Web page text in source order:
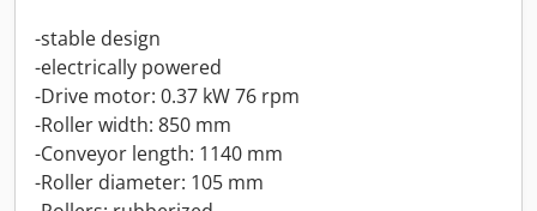
-stable design
-electrically powered
-Drive motor: 0.37 kW 76 rpm
-Roller width: 850 mm
-Conveyor length: 1140 mm
-Roller diameter: 105 mm